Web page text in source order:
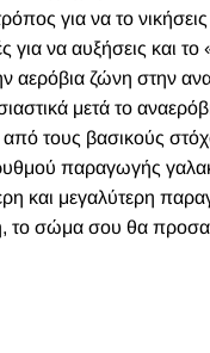
για να το νικήσεις
για να αυξήσεις και το
αερόβια ζώνη στην
μετά το
από τους βασικούς
παραγωγής
και μεγαλύτερη
το σώμα σου θα